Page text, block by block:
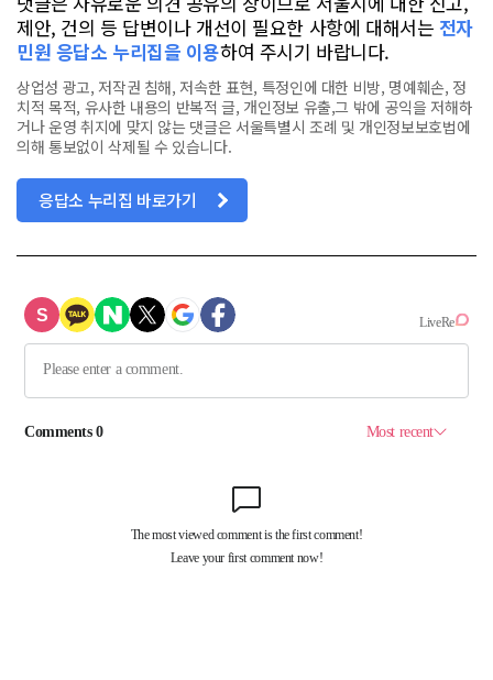
제안, 건의 등 답변이나 개선이 필요한 사항에 대해서는 전자
민원 응답소 누리집을 이용하여 주시기 바랍니다.
상업성 광고, 저작권 침해, 저속한 표현, 특정인에 대한 비방, 명예훼손, 정
치적 목적, 유사한 내용의 반복적 글, 개인정보 유출,그 밖에 공익을 저해하
거나 운영 취지에 맞지 않는 댓글은 서울특별시 조례 및 개인정보보호법에
의해 통보없이 삭제될 수 있습니다.
응답소 누리집 바로가기